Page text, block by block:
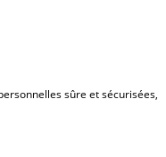
sûre et sécurisées,